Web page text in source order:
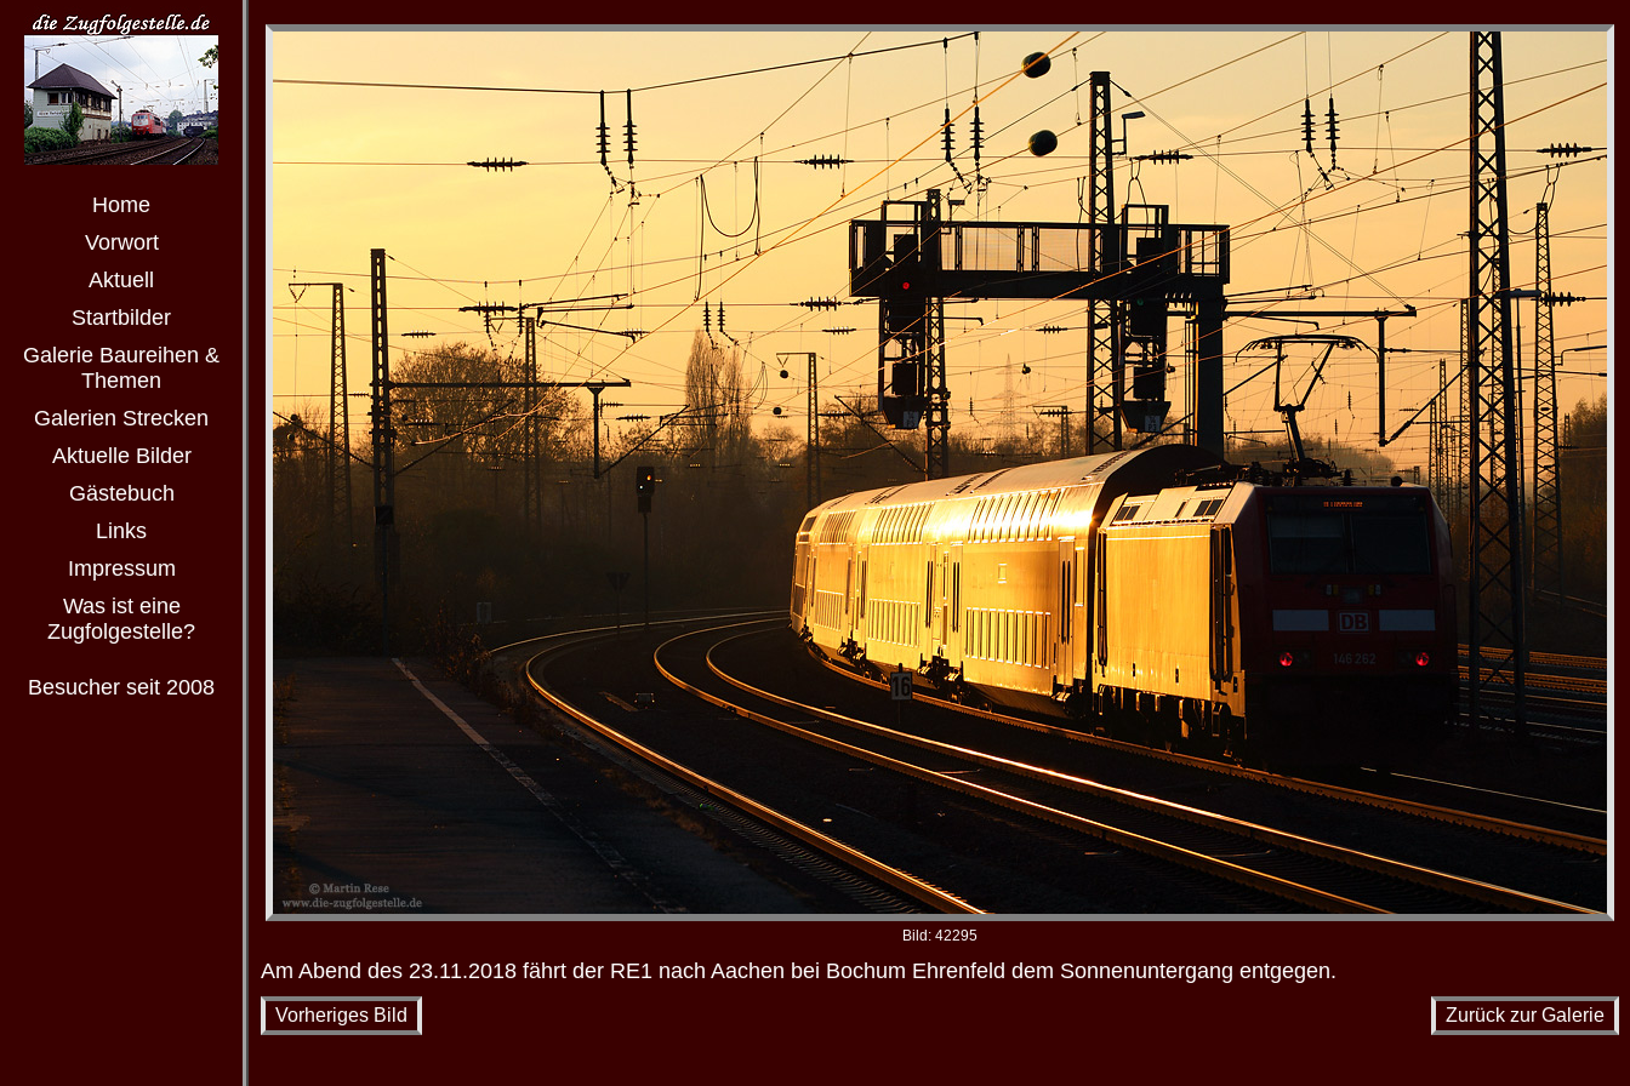
Home
Vorwort
Aktuell
Startbilder
Galerie Baureihen &
Themen
Galerien Strecken
Aktuelle Bilder
Gästebuch
Links
Impressum
Was ist eine
Zugfolgestelle?
Besucher seit 2008
Bild: 42295
Am Abend des 23.11.2018 fährt der RE1 nach Aachen bei Bochum Ehrenfeld dem Sonnenuntergang entgegen.
Vorheriges Bild Zurück zur Galerie